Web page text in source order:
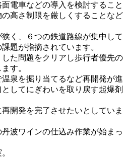
電車などの導入を検討すること
高さ制限を厳しくすることなど
く、６つの鉄道路線が集中して
題が指摘されています。
た問題をクリアし歩行者優先の
す。
泉を掘り当てるなど再開発が進
してにぎわいを取り戻す起爆剤
開発を完了させたいとしていま
波ワインの仕込み作業が始まっ